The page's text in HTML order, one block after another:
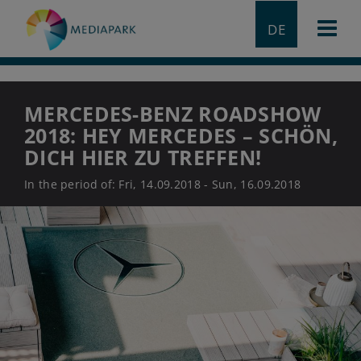
DE
MERCEDES-BENZ ROADSHOW
2018: HEY MERCEDES – SCHÖN,
DICH HIER ZU TREFFEN!
In the period of: Fri, 14.09.2018 - Sun, 16.09.2018